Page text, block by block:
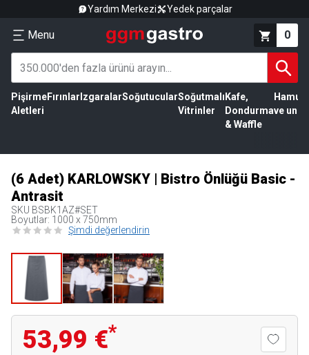
Yardım Merkezi Yedek parçalar
Menu 0
Pişirme
Aletleri
Fırınlar IzgaralarSoğutucularSoğutmalı
Vitrinler
Kafe,
Dondurma
& Waffle
Hamur
ve un
(6 Adet) KARLOWSKY | Bistro Önlüğü Basic -
Antrasit
SKU BSBK1AZ#SET
Boyutlar: 1000 x 750mm
Şimdi değerlendirin
53,99 €*